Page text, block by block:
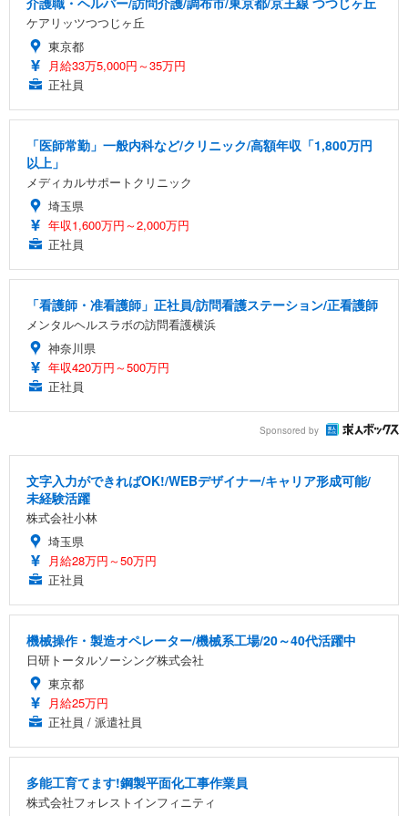
ケアリッツつつじヶ丘
東京都
月給33万5,000円～35万円
正社員
「医師常勤」一般内科など/クリニック/高額年収「1,800万円
以上」
メディカルサポートクリニック
埼玉県
年収1,600万円～2,000万円
正社員
「看護師・准看護師」正社員/訪問看護ステーション/正看護師
メンタルヘルスラボの訪問看護横浜
神奈川県
年収420万円～500万円
正社員
Sponsored by
文字入力ができればOK!/WEBデザイナー/キャリア形成可能/
未経験活躍
株式会社小林
埼玉県
月給28万円～50万円
正社員
機械操作・製造オペレーター/機械系工場/20～40代活躍中
日研トータルソーシング株式会社
東京都
月給25万円
正社員 / 派遣社員
多能工育てます!鋼製平面化工事作業員
株式会社フォレストインフィニティ